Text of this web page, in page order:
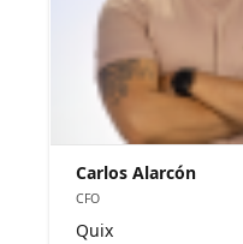
Carlos Alarcón
CFO
Quix